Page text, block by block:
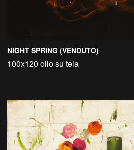
NIGHT SPRING (VENDUTO)
100x120 olio su tela